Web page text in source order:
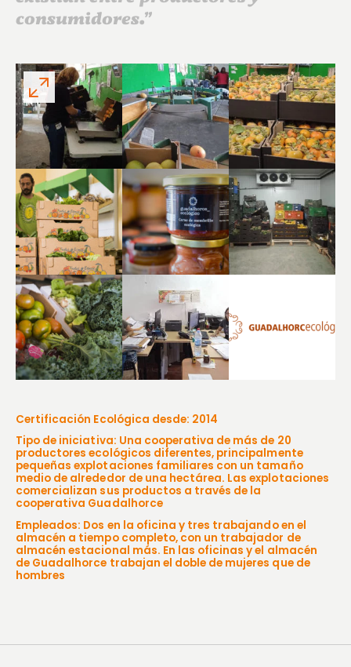
consumidores.”
Certificación Ecológica desde: 2014
Tipo de iniciativa: Una cooperativa de más de 20
productores ecológicos diferentes, principalmente
pequeñas explotaciones familiares con un tamaño
medio de alrededor de una hectárea. Las explotaciones
comercializan sus productos a través de la
cooperativa Guadalhorce
Empleados: Dos en la oficina y tres trabajando en el
almacén a tiempo completo, con un trabajador de
almacén estacional más. En las oficinas y el almacén
de Guadalhorce trabajan el doble de mujeres que de
hombres